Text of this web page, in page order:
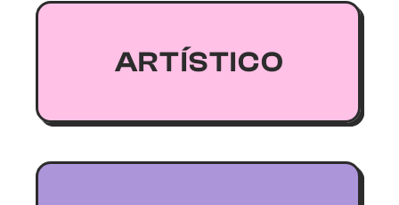
A R T Í S T I C O
Amam criatividade e
originalidade.